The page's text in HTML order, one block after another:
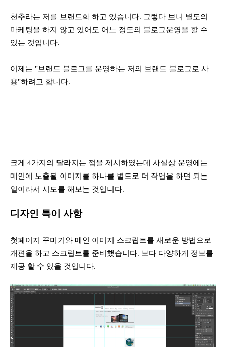
천추라는 저를 브랜드화 하고 있습니다. 그렇다 보니 별도의
마케팅을 하지 않고 있어도 어느 정도의 블로그운영을 할 수
있는 것입니다.
이제는 "브랜드 블로그를 운영하는 저의 브랜드 블로그로 사
용"하려고 합니다.
크게 4가지의 달라지는 점을 제시하였는데 사실상 운영에는
메인에 노출될 이미지를 하나를 별도로 더 작업을 하면 되는
일이라서 시도를 해보는 것입니다.
디자인 특이 사항
첫페이지 꾸미기와 메인 이미지 스크립트를 새로운 방법으로
개편을 하고 스크립트를 준비했습니다. 보다 다양하게 정보를
제공 할 수 있을 것입니다.